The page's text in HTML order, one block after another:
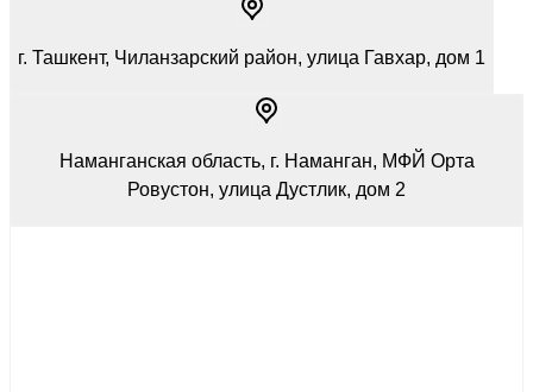
г. Ташкент, Чиланзарский район, улица Гавхар, дом 1
Наманганская область, г. Наманган, МФЙ Орта
Ровустон, улица Дустлик, дом 2